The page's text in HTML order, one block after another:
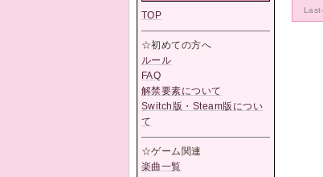
TOP
☆初めての方へ
ルール
FAQ
解禁要素について
Switch版・Steam版につい
て
☆ゲーム関連
楽曲一覧